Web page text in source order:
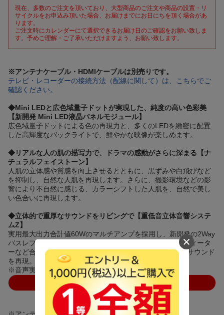
現在、多数のご注文を頂いており、大型商品のご注文や商品の設置・リ
サイクルをお申込み頂いた場合、お届けまでにお日にちを頂く場合があ
ります。
ご注文時にカレンダーにて選択できるお届け日のご確認をお願い致しま
す。予めご理解・ご了承いただけますよう、お願い致します。
※アンテナケーブル・HDMIケーブルは別売りです。
テレビ・レコーダーの接続方法（配線に関して）は、こちらでご
確認ください。
◆Mini LEDと広色域量子ドットが実現した、純度の高い色彩美
【新開発 Mini LED液晶パネルモジュール】
広色域量子ドットによる色の再現力と、多くのLEDを緻密に配置
した高輝度なバックライトで、鮮やかな映像が楽しめます。
◆リアルな人の肌の描写力で、ドラマの感動がさらに深まる【ナ
チュラルフェイストーン】
人肌の立体感や質感を向上させるとともに、黒ずみや白飛びなど
を抑制し、自然な人肌を再現します。さらに、撮影環境などの影
響により不自然に感じる、カラーシフトした人肌を、自然で美し
い色合いに再現します。
◆立体的で重厚なサウンドをリビングで【重低音立体音響システ
ムZ】
実用最大出力合計値60Wのマルチアンプを採用し、新開発の2Way
バスレフボックススピーカー、重低音バズーカ、トップツィータ
ーなど合計7個のスピーカー、パワフルで臨場感あふれるサウンド
を再現。
※音声実用最大出力合計値、同時駆動（JEITA）